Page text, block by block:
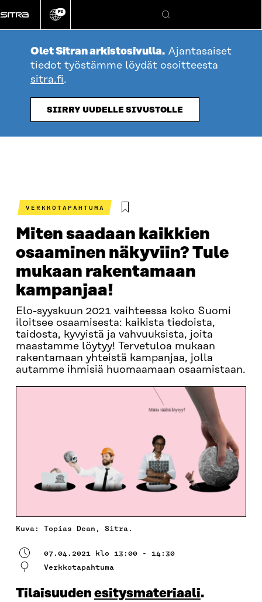
suoraan
sisältöön
Vaihda
kieli
FI
Hae
Olet Sitran arkistosivulla. Ajantasaiset
tiedot työstämme löydät osoitteesta
sitra.fi.
SIIRRY UUDELLE SIVUSTOLLE
VERKKOTAPAHTUMA
Miten saadaan kaikkien
osaaminen näkyviin? Tule
mukaan rakentamaan
kampanjaa!
Elo-syyskuun 2021 vaihteessa koko Suomi
iloitsee osaamisesta: kaikista tiedoista,
taidosta, kyvyistä ja vahvuuksista, joita
maastamme löytyy! Tervetuloa mukaan
rakentamaan yhteistä kampanjaa, jolla
autamme ihmisiä huomaamaan osaamistaan.
Kuva: Topias Dean, Sitra.
07.04.2021 klo 13:00 - 14:30
Verkkotapahtuma
Tilaisuuden esitysmateriaali.